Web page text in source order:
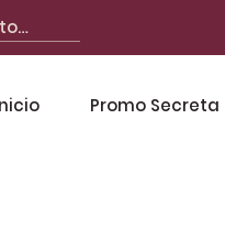
Promo Secreta